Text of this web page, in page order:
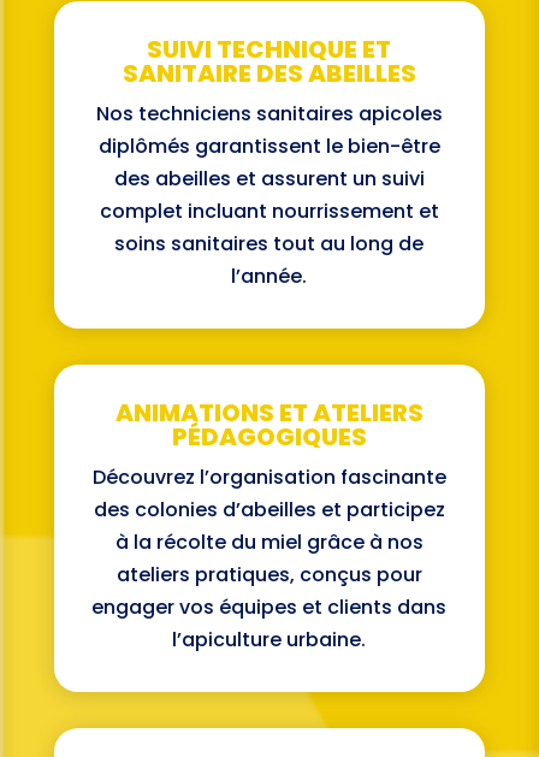
SUIVI TECHNIQUE ET
SANITAIRE DES ABEILLES
Nos techniciens sanitaires apicoles
diplômés garantissent le bien-être
des abeilles et assurent un suivi
complet incluant nourrissement et
soins sanitaires tout au long de
l’année.
ANIMATIONS ET ATELIERS
PÉDAGOGIQUES
Découvrez l’organisation fascinante
des colonies d’abeilles et participez
à la récolte du miel grâce à nos
ateliers pratiques, conçus pour
engager vos équipes et clients dans
l’apiculture urbaine.